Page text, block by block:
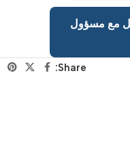
مع مسؤول
Share: